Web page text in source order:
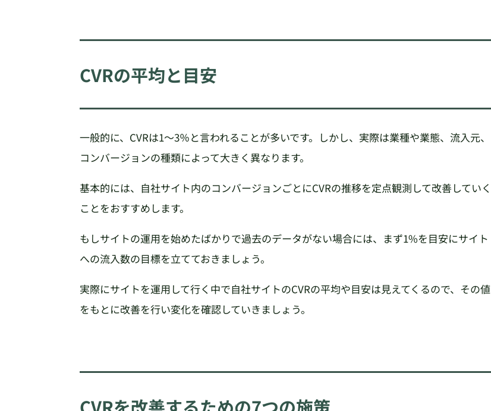
CVRの平均と目安
一般的に、CVRは1〜3％と言われることが多いです。しかし、実際は業種や業態、流入元、
コンバージョンの種類によって大きく異なります。
基本的には、自社サイト内のコンバージョンごとにCVRの推移を定点観測して改善していく
ことをおすすめします。
もしサイトの運用を始めたばかりで過去のデータがない場合には、まず1%を目安にサイト
への流入数の目標を立てておきましょう。
実際にサイトを運用して行く中で自社サイトのCVRの平均や目安は見えてくるので、その値
をもとに改善を行い変化を確認していきましょう。